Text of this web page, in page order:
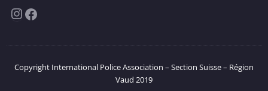
Instagram
Facebook
Copyright International Police Association – Section Suisse – Région
Vaud 2019